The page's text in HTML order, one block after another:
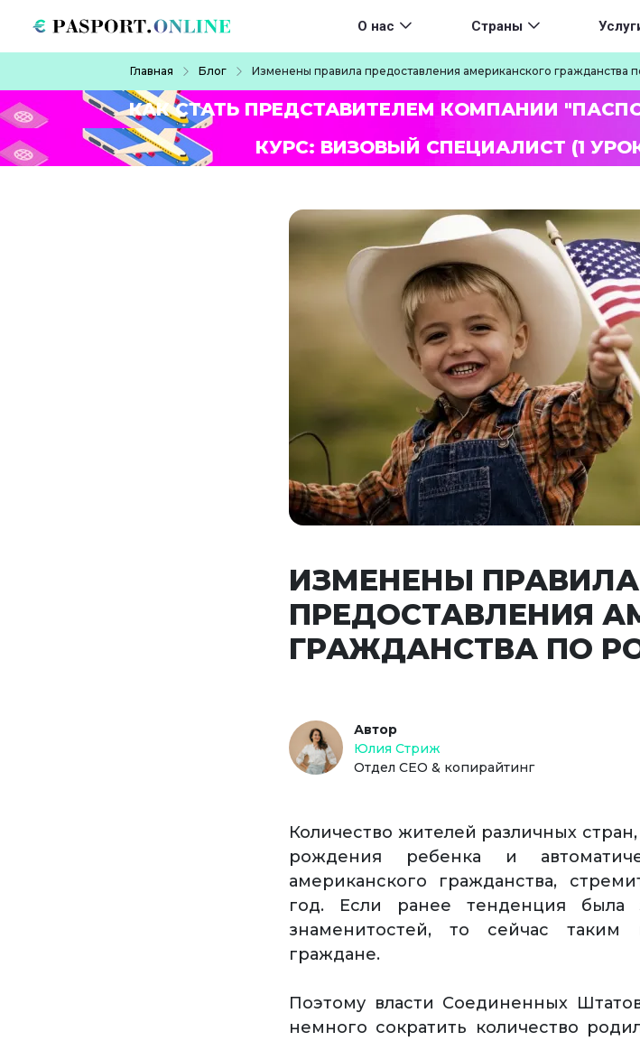
Main navigation
О нас Страны
Главная Блог Изменены правила предоставления американского гражданства
КАК СТАТЬ ПРЕДСТАВИТЕЛЕМ КОМПАНИИ
КУРС: ВИЗОВЫЙ СПЕЦИАЛИСТ (1
ИЗМЕНЕНЫ ПРАВИЛА
ПРЕДОСТАВЛЕНИЯ
ГРАЖДАНСТВА ПО
Автор
Юлия Стриж
Отдел СЕО & копирайтинг
Количество жителей различных
рождения ребенка и
американского гражданства,
год. Если ранее тенденция была
знаменитостей, то сейчас таким
граждане.
Поэтому власти Соединенных
немного сократить количество